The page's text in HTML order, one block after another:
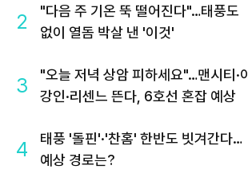
2
"다음 주 기온 뚝 떨어진다"…태풍도
없이 열돔 박살 낸 '이것'
3
"오늘 저녁 상암 피하세요"…맨시티·이
강인·리센느 뜬다, 6호선 혼잡 예상
4
태풍 '돌핀'·'찬홈' 한반도 빗겨간다…
예상 경로는?